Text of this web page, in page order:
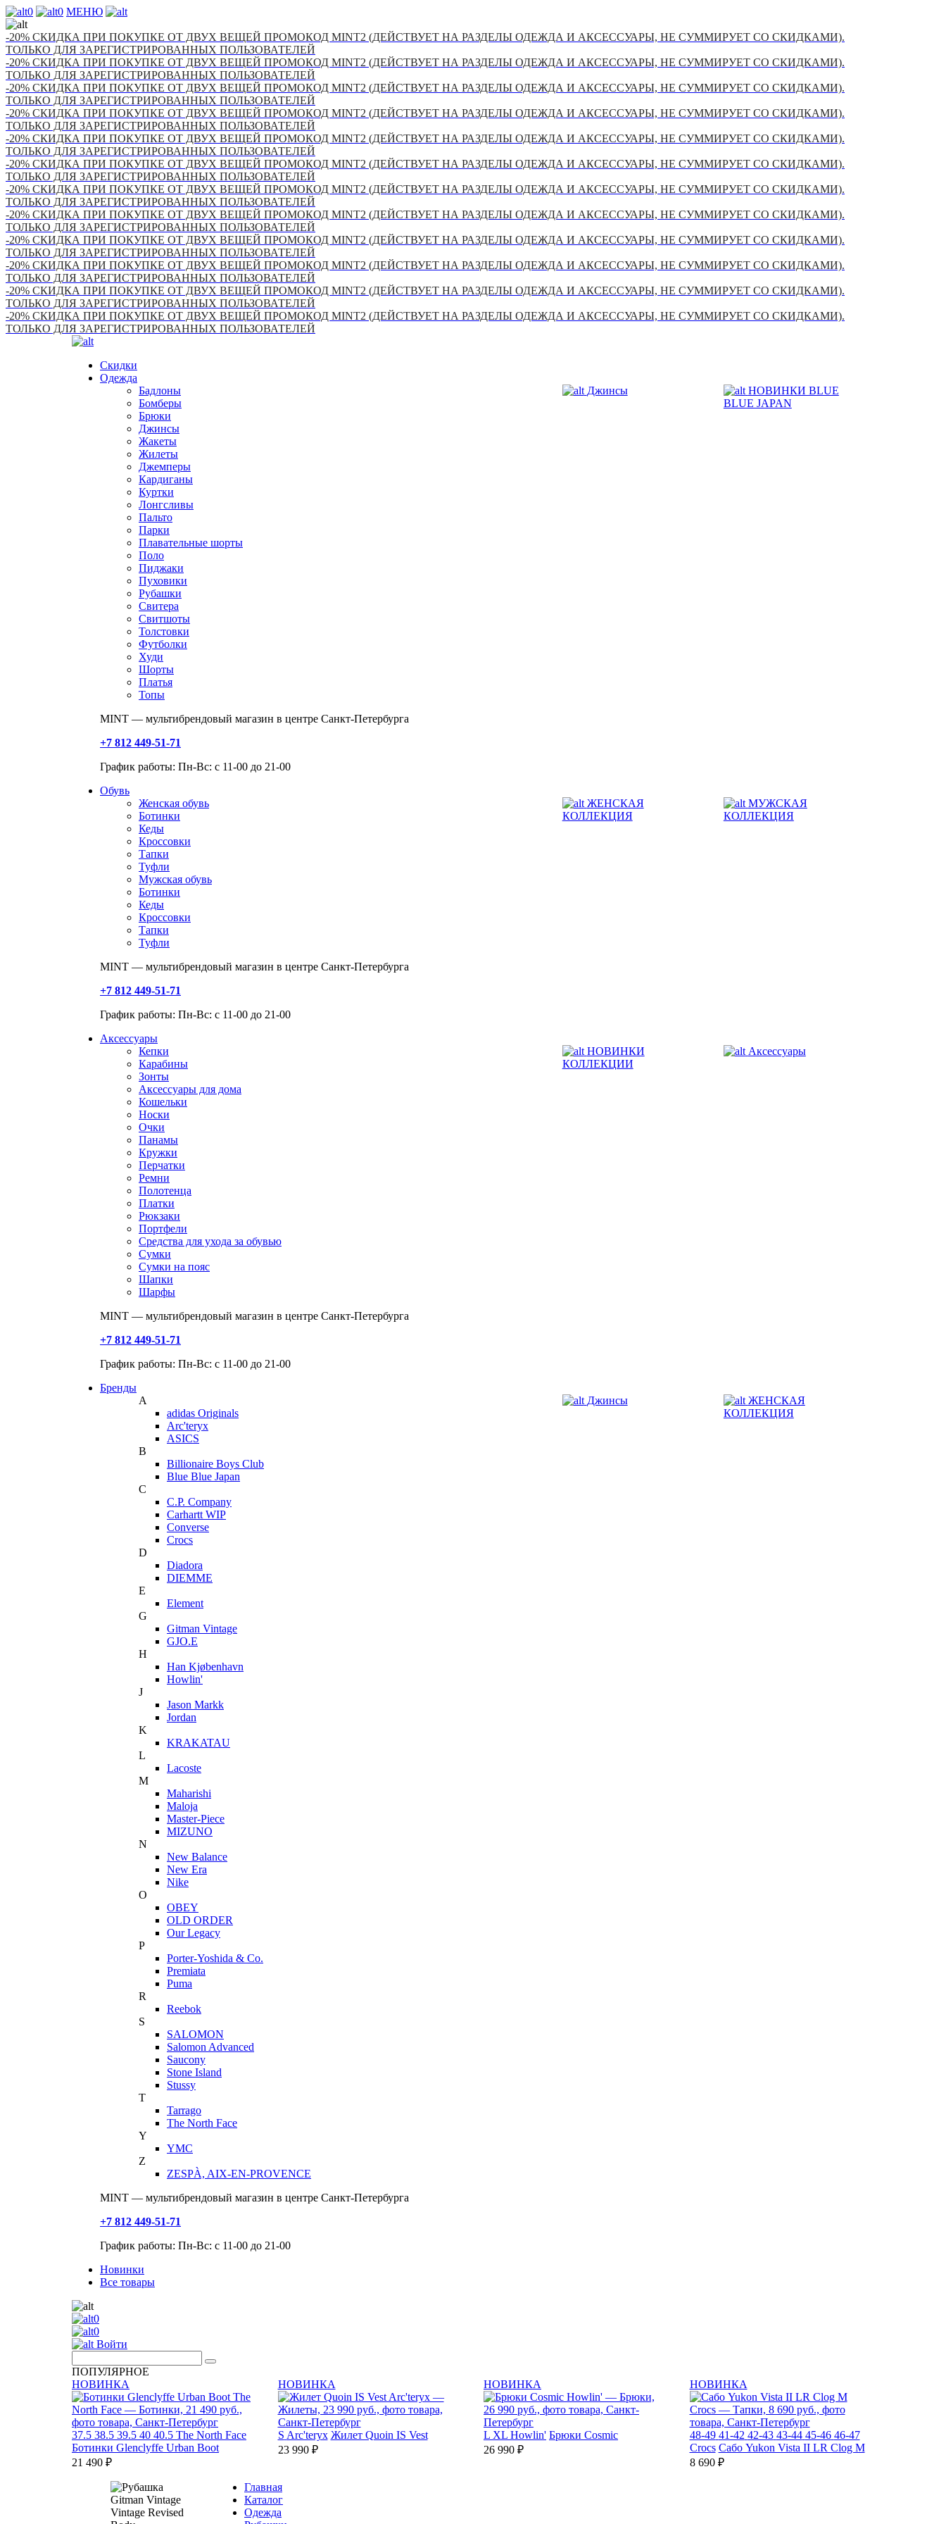
0 0 МЕНЮ
-20% СКИДКА ПРИ ПОКУПКЕ ОТ ДВУХ ВЕЩЕЙ ПРОМОКОД MINT2 (ДЕЙСТВУЕТ НА РАЗДЕЛЫ ОДЕЖДА И АКСЕССУАРЫ, НЕ СУММИРУЕТ СО СКИДКАМИ).
ТОЛЬКО ДЛЯ ЗАРЕГИСТРИРОВАННЫХ ПОЛЬЗОВАТЕЛЕЙ
-20% СКИДКА ПРИ ПОКУПКЕ ОТ ДВУХ ВЕЩЕЙ ПРОМОКОД MINT2 (ДЕЙСТВУЕТ НА РАЗДЕЛЫ ОДЕЖДА И АКСЕССУАРЫ, НЕ СУММИРУЕТ СО СКИДКАМИ).
ТОЛЬКО ДЛЯ ЗАРЕГИСТРИРОВАННЫХ ПОЛЬЗОВАТЕЛЕЙ
-20% СКИДКА ПРИ ПОКУПКЕ ОТ ДВУХ ВЕЩЕЙ ПРОМОКОД MINT2 (ДЕЙСТВУЕТ НА РАЗДЕЛЫ ОДЕЖДА И АКСЕССУАРЫ, НЕ СУММИРУЕТ СО СКИДКАМИ).
ТОЛЬКО ДЛЯ ЗАРЕГИСТРИРОВАННЫХ ПОЛЬЗОВАТЕЛЕЙ
-20% СКИДКА ПРИ ПОКУПКЕ ОТ ДВУХ ВЕЩЕЙ ПРОМОКОД MINT2 (ДЕЙСТВУЕТ НА РАЗДЕЛЫ ОДЕЖДА И АКСЕССУАРЫ, НЕ СУММИРУЕТ СО СКИДКАМИ).
ТОЛЬКО ДЛЯ ЗАРЕГИСТРИРОВАННЫХ ПОЛЬЗОВАТЕЛЕЙ
-20% СКИДКА ПРИ ПОКУПКЕ ОТ ДВУХ ВЕЩЕЙ ПРОМОКОД MINT2 (ДЕЙСТВУЕТ НА РАЗДЕЛЫ ОДЕЖДА И АКСЕССУАРЫ, НЕ СУММИРУЕТ СО СКИДКАМИ).
ТОЛЬКО ДЛЯ ЗАРЕГИСТРИРОВАННЫХ ПОЛЬЗОВАТЕЛЕЙ
-20% СКИДКА ПРИ ПОКУПКЕ ОТ ДВУХ ВЕЩЕЙ ПРОМОКОД MINT2 (ДЕЙСТВУЕТ НА РАЗДЕЛЫ ОДЕЖДА И АКСЕССУАРЫ, НЕ СУММИРУЕТ СО СКИДКАМИ).
ТОЛЬКО ДЛЯ ЗАРЕГИСТРИРОВАННЫХ ПОЛЬЗОВАТЕЛЕЙ
-20% СКИДКА ПРИ ПОКУПКЕ ОТ ДВУХ ВЕЩЕЙ ПРОМОКОД MINT2 (ДЕЙСТВУЕТ НА РАЗДЕЛЫ ОДЕЖДА И АКСЕССУАРЫ, НЕ СУММИРУЕТ СО СКИДКАМИ).
ТОЛЬКО ДЛЯ ЗАРЕГИСТРИРОВАННЫХ ПОЛЬЗОВАТЕЛЕЙ
-20% СКИДКА ПРИ ПОКУПКЕ ОТ ДВУХ ВЕЩЕЙ ПРОМОКОД MINT2 (ДЕЙСТВУЕТ НА РАЗДЕЛЫ ОДЕЖДА И АКСЕССУАРЫ, НЕ СУММИРУЕТ СО СКИДКАМИ).
ТОЛЬКО ДЛЯ ЗАРЕГИСТРИРОВАННЫХ ПОЛЬЗОВАТЕЛЕЙ
-20% СКИДКА ПРИ ПОКУПКЕ ОТ ДВУХ ВЕЩЕЙ ПРОМОКОД MINT2 (ДЕЙСТВУЕТ НА РАЗДЕЛЫ ОДЕЖДА И АКСЕССУАРЫ, НЕ СУММИРУЕТ СО СКИДКАМИ).
ТОЛЬКО ДЛЯ ЗАРЕГИСТРИРОВАННЫХ ПОЛЬЗОВАТЕЛЕЙ
-20% СКИДКА ПРИ ПОКУПКЕ ОТ ДВУХ ВЕЩЕЙ ПРОМОКОД MINT2 (ДЕЙСТВУЕТ НА РАЗДЕЛЫ ОДЕЖДА И АКСЕССУАРЫ, НЕ СУММИРУЕТ СО СКИДКАМИ).
ТОЛЬКО ДЛЯ ЗАРЕГИСТРИРОВАННЫХ ПОЛЬЗОВАТЕЛЕЙ
-20% СКИДКА ПРИ ПОКУПКЕ ОТ ДВУХ ВЕЩЕЙ ПРОМОКОД MINT2 (ДЕЙСТВУЕТ НА РАЗДЕЛЫ ОДЕЖДА И АКСЕССУАРЫ, НЕ СУММИРУЕТ СО СКИДКАМИ).
ТОЛЬКО ДЛЯ ЗАРЕГИСТРИРОВАННЫХ ПОЛЬЗОВАТЕЛЕЙ
-20% СКИДКА ПРИ ПОКУПКЕ ОТ ДВУХ ВЕЩЕЙ ПРОМОКОД MINT2 (ДЕЙСТВУЕТ НА РАЗДЕЛЫ ОДЕЖДА И АКСЕССУАРЫ, НЕ СУММИРУЕТ СО СКИДКАМИ).
ТОЛЬКО ДЛЯ ЗАРЕГИСТРИРОВАННЫХ ПОЛЬЗОВАТЕЛЕЙ
Скидки
Одежда
Бадлоны
Бомберы
Брюки
Джинсы
Жакеты
Жилеты
Джемперы
Кардиганы
Куртки
Лонгсливы
Пальто
Парки
Плавательные шорты
Поло
Пиджаки
Пуховики
Рубашки
Свитера
Свитшоты
Толстовки
Футболки
Худи
Шорты
Платья
Топы
Джинсы
НОВИНКИ BLUE
BLUE JAPAN
MINT — мультибрендовый магазин в центре Санкт-Петербурга
+7 812 449-51-71
График работы: Пн-Вс: с 11-00 до 21-00
Обувь
Женская обувь
Ботинки
Кеды
Кроссовки
Тапки
Туфли
Мужская обувь
Ботинки
Кеды
Кроссовки
Тапки
Туфли
ЖЕНСКАЯ
КОЛЛЕКЦИЯ
МУЖСКАЯ
КОЛЛЕКЦИЯ
MINT — мультибрендовый магазин в центре Санкт-Петербурга
+7 812 449-51-71
График работы: Пн-Вс: с 11-00 до 21-00
Аксессуары
Кепки
Карабины
Зонты
Аксессуары для дома
Кошельки
Носки
Очки
Панамы
Кружки
Перчатки
Ремни
Полотенца
Платки
Рюкзаки
Портфели
Средства для ухода за обувью
Сумки
Сумки на пояс
Шапки
Шарфы
НОВИНКИ
КОЛЛЕКЦИИ
Аксессуары
MINT — мультибрендовый магазин в центре Санкт-Петербурга
+7 812 449-51-71
График работы: Пн-Вс: с 11-00 до 21-00
Бренды
A
adidas Originals
Arc'teryx
ASICS
B
Billionaire Boys Club
Blue Blue Japan
C
C.P. Company
Carhartt WIP
Converse
Crocs
D
Diadora
DIEMME
E
Element
G
Gitman Vintage
GJO.E
H
Han Kjøbenhavn
Howlin'
J
Jason Markk
Jordan
K
KRAKATAU
L
Lacoste
M
Maharishi
Maloja
Master-Piece
MIZUNO
N
New Balance
New Era
Nike
O
OBEY
OLD ORDER
Our Legacy
P
Porter-Yoshida & Co.
Premiata
Puma
R
Reebok
S
SALOMON
Salomon Advanced
Saucony
Stone Island
Stussy
T
Tarrago
The North Face
Y
YMC
Z
ZESPÀ, AIX-EN-PROVENCE
Джинсы
ЖЕНСКАЯ
КОЛЛЕКЦИЯ
MINT — мультибрендовый магазин в центре Санкт-Петербурга
+7 812 449-51-71
График работы: Пн-Вс: с 11-00 до 21-00
Новинки
Все товары
0
0
Войти
ПОПУЛЯРНОЕ
НОВИНКА
37.5 38.5 39.5 40 40.5 The North Face
Ботинки Glenclyffe Urban Boot
21 490 ₽
НОВИНКА
S Arc'teryx Жилет Quoin IS Vest
23 990 ₽
НОВИНКА
L XL Howlin' Брюки Cosmic
26 990 ₽
НОВИНКА
48-49 41-42 42-43 43-44 45-46 46-47
Crocs Сабо Yukon Vista II LR Clog M
8 690 ₽
Главная
Каталог
Одежда